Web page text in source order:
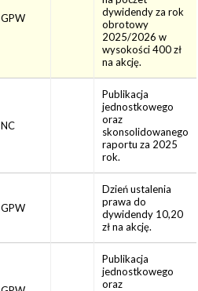
GPW
dywidendy za rok
obrotowy
2025/2026 w
wysokości 400 zł
na akcję.
NC
Publikacja
jednostkowego
oraz
skonsolidowanego
raportu za 2025
rok.
GPW
Dzień ustalenia
prawa do
dywidendy 10,20
zł na akcję.
Publikacja
jednostkowego
oraz